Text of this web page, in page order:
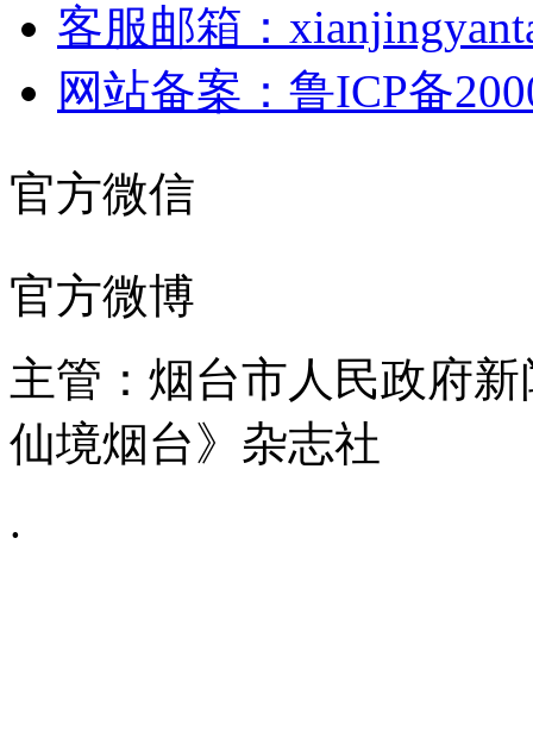
客服邮箱：
网站备案：鲁ICP备
官方微信
官方微博
主管：烟台市人民政府
仙境烟台》杂志社
.